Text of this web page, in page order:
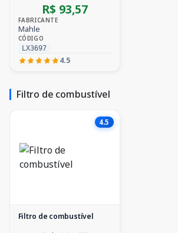
R$ 93,57
FABRICANTE
Mahle
CÓDIGO
LX3697
4.5
Filtro de combustível
4.5
Filtro de combustível